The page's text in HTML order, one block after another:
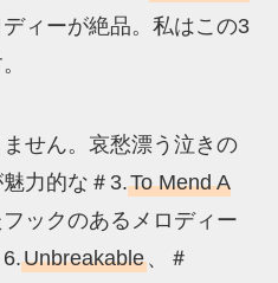
ィーが絶品。私はこの3
せん。哀愁漂う泣きの
力的な＃3.To Mend A
ックのあるメロディー
Unbreakable、＃